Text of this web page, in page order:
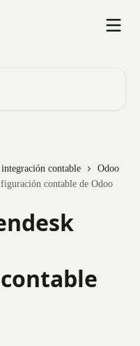
contable
Odoo
contable de Odoo